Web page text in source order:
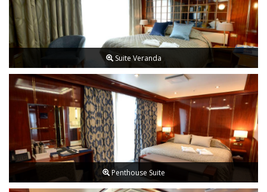
Suite Veranda
Penthouse Suite